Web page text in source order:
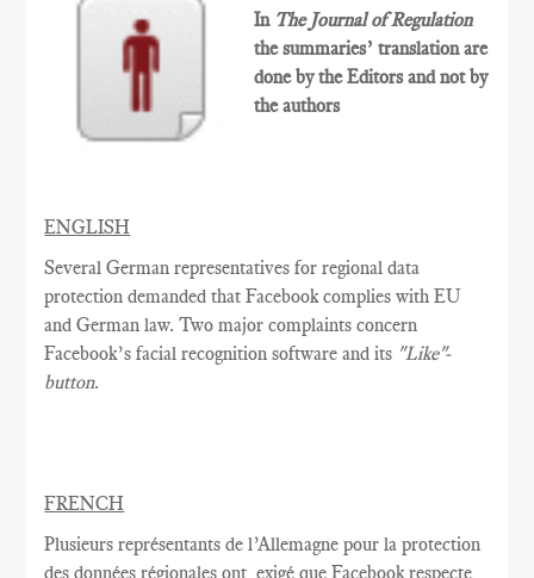
In The Journal of Regulation
the summaries’ translation are
done by the Editors and not by
the authors
ENGLISH
Several German representatives for regional data
protection demanded that Facebook complies with EU
and German law. Two major complaints concern
Facebook’s facial recognition software and its "Like"-
button.
FRENCH
Plusieurs représentants de l’Allemagne pour la protection
des données régionales ont exigé que Facebook respecte